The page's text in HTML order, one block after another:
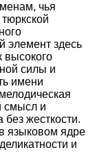
чья
элемент здесь
высокого
силы и
имени
смысл и
без жесткости.
языковом ядре
и